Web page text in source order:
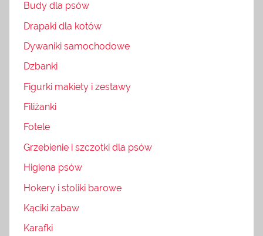
Budy dla psów
Drapaki dla kotów
Dywaniki samochodowe
Dzbanki
Figurki makiety i zestawy
Filiżanki
Fotele
Grzebienie i szczotki dla psów
Higiena psów
Hokery i stoliki barowe
Kąciki zabaw
Karafki